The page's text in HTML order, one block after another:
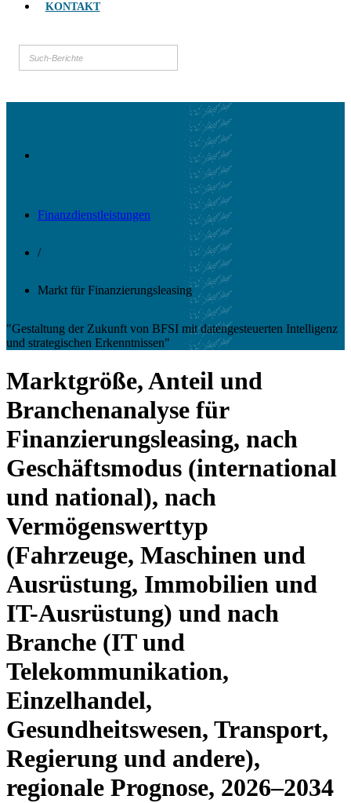
KONTAKT
Finanzdienstleistungen
/
Markt für Finanzierungsleasing
"Gestaltung der Zukunft von BFSI mit datengesteuerten Intelligenz
und strategischen Erkenntnissen"
Marktgröße, Anteil und
Branchenanalyse für
Finanzierungsleasing, nach
Geschäftsmodus (international
und national), nach
Vermögenswerttyp
(Fahrzeuge, Maschinen und
Ausrüstung, Immobilien und
IT-Ausrüstung) und nach
Branche (IT und
Telekommunikation,
Einzelhandel,
Gesundheitswesen, Transport,
Regierung und andere),
regionale Prognose, 2026–2034